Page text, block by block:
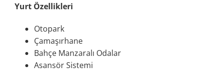
Yurt Özellikleri
Otopark
Çamaşırhane
Bahçe Manzaralı Odalar
Asansör Sistemi